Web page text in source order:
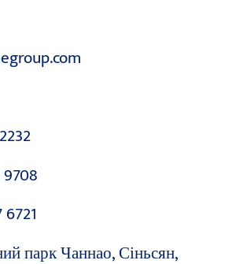
парк Чаннао, Сіньсян,